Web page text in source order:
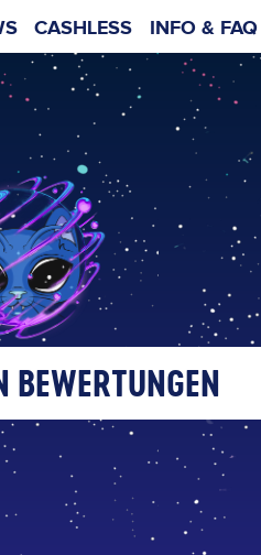
CASHLESS INFO & FAQ
FAQS
BEWERTUNGEN